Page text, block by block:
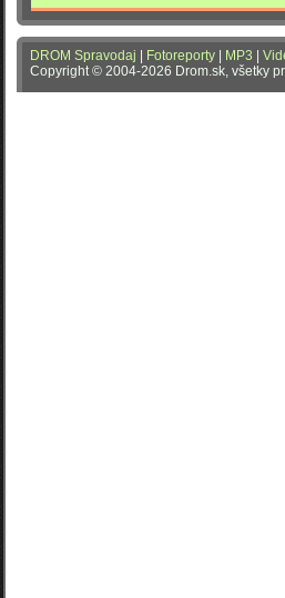
DROM Spravodaj Fotoreporty MP3
Copyright © 2004-2026 Drom.sk, všetky